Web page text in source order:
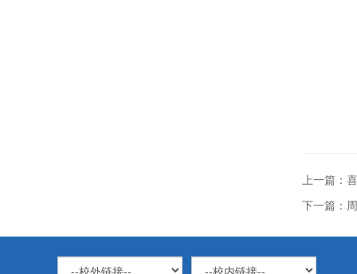
上一篇：
下一篇：